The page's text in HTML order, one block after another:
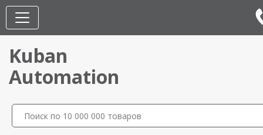
Kuban
Automation